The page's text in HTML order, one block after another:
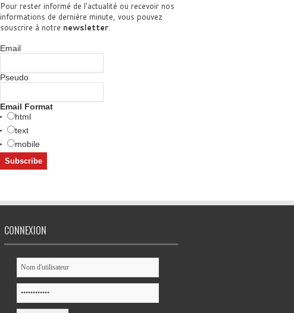
Pour rester informé de l'actualité ou recevoir nos
informations de dernière minute, vous pouvez
souscrire à notre newsletter.
Email
Pseudo
Email Format
html
text
mobile
CONNEXION